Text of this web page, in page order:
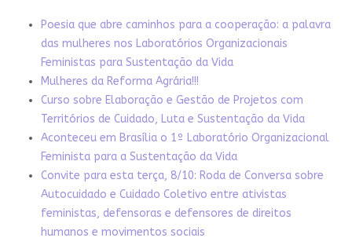
Poesia que abre caminhos para a cooperação: a palavra
das mulheres nos Laboratórios Organizacionais
Feministas para Sustentação da Vida
Mulheres da Reforma Agrária!!!
Curso sobre Elaboração e Gestão de Projetos com
Territórios de Cuidado, Luta e Sustentação da Vida
Aconteceu em Brasília o 1º Laboratório Organizacional
Feminista para a Sustentação da Vida
Convite para esta terça, 8/10: Roda de Conversa sobre
Autocuidado e Cuidado Coletivo entre ativistas
feministas, defensoras e defensores de direitos
humanos e movimentos sociais